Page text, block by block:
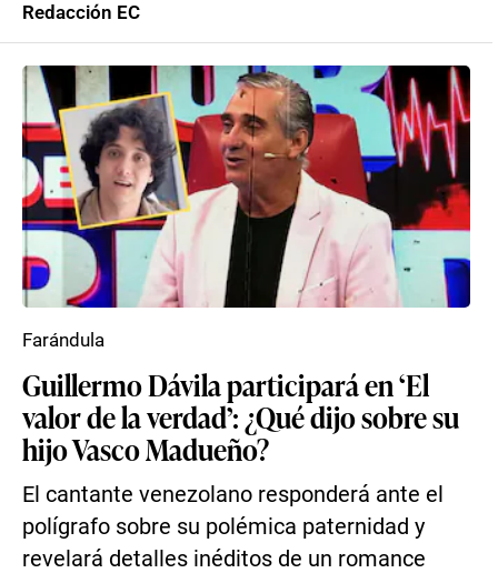
Redacción EC
Guillermo Dávila participará en ‘El
valor de la verdad’: ¿Qué dijo sobre su
hijo Vasco Madueño?
El cantante venezolano responderá ante el
polígrafo sobre su polémica paternidad y
revelará detalles inéditos de un romance
Farándula